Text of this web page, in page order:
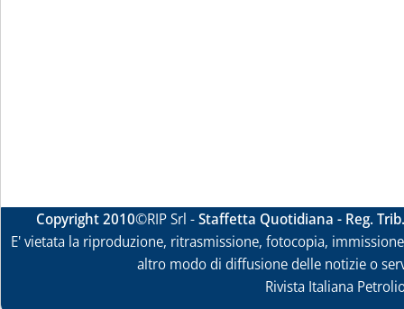
Copyright 2010©RIP Srl -Staffetta Quotidiana - Reg.
E' vietata la riproduzione, ritrasmissione, fotocopia,
altro modo di diffusione delle notizie o
Rivista Italiana